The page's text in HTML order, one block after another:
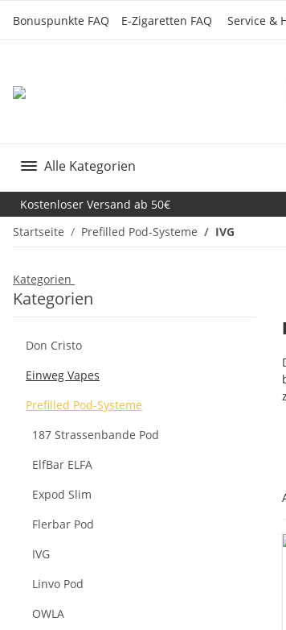
Bonuspunkte FAQ E-Zigaretten FAQ Service &
Alle Kategorien
Kostenloser Versand ab 50€
Startseite
Prefilled Pod-Systeme IVG
Kategorien
Kategorien
Don Cristo
Einweg Vapes
Prefilled Pod-Systeme
187 Strassenbande Pod
ElfBar ELFA
Expod Slim
Flerbar Pod
IVG
Linvo Pod
OWLA